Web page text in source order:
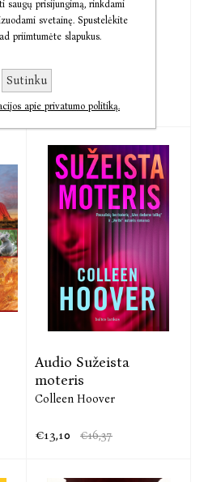
Audio Pasakojimai
apie Vilnių
Medišauskienė
€6,32 €7,90
Audio Sužeista
moteris
Colleen Hoover
€13,10 €16,37
saugų prisijungimą, rinkdami
svetainę. Spustelėkite
priimtumėte slapukus.
Sutinku
apie privatumo politiką.